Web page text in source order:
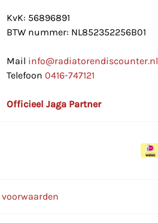
KvK: 56896891
BTW nummer: NL852352256B01
Mail info@radiatorendiscounter.nl
Telefoon 0416-747121
Officieel Jaga Partner